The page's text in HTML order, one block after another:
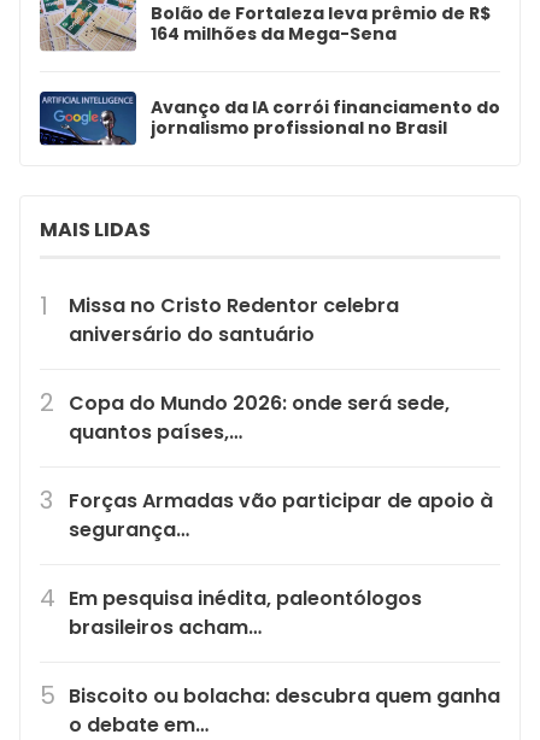
Bolão de Fortaleza leva prêmio de R$
164 milhões da Mega-Sena
Avanço da IA corrói financiamento do
jornalismo profissional no Brasil
MAIS LIDAS
Missa no Cristo Redentor celebra
aniversário do santuário
Copa do Mundo 2026: onde será sede,
quantos países,…
Forças Armadas vão participar de apoio à
segurança…
Em pesquisa inédita, paleontólogos
brasileiros acham…
Biscoito ou bolacha: descubra quem ganha
o debate em…